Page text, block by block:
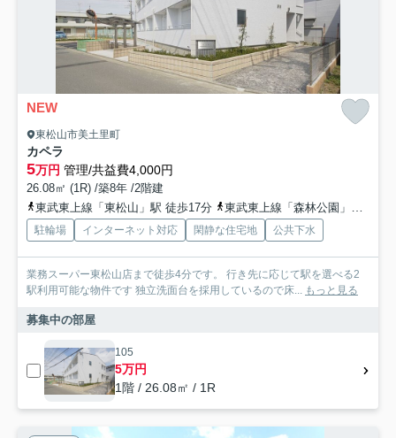
NEW
東松山市美土里町
カペラ
5万円 管理/共益費4,000円
26.08㎡ (1R) /築8年 /2階建
東武東上線「東松山」駅 徒歩17分
東武東上線「森林公園」駅 徒歩27分
駐輪場 インターネット対応 閑静な住宅地 公共下水
業務スーパー東松山店まで徒歩4分です。 行き先に応じて駅を選べる2
駅利用可能な物件です 独立洗面台を採用しているので床... もっと見る
募集中の部屋
105
5万円
1階 / 26.08㎡ / 1R